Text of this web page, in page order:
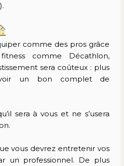
comme des pros grâce
comme Décathlon,
sera coûteux : plus
un bon complet de
sera à vous et ne s’usera
vous devrez entretenir vos
un professionnel. De plus